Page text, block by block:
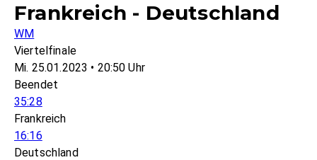
Frankreich - Deutschland
WM
Viertelfinale
Mi. 25.01.2023 • 20:50 Uhr
Beendet
35:28
Frankreich
16:16
Deutschland